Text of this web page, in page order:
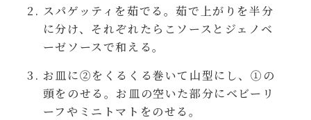
節分
ひなまつり
こどもの日
ハコネーゼ ボンゴレ
ハコネーゼ アラビアータ
ハコネーゼ クリーミーボロネーゼ
スパゲッティを茹でる。茹で上がりを半分
に分け、それぞれたらこソースとジェノベ
ーゼソースで和える。
お皿に②をくるくる巻いて山型にし、①の
頭をのせる。お皿の空いた部分にベビーリ
ーフやミニトマトをのせる。